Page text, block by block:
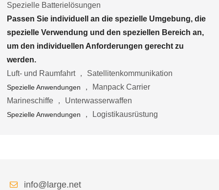
Spezielle Batterielösungen
Passen Sie individuell an die spezielle Umgebung, die
spezielle Verwendung und den speziellen Bereich an,
um den individuellen Anforderungen gerecht zu
werden.
Luft- und Raumfahrt ， Satellitenkommunikation
Spezielle Anwendungen ， Manpack Carrier
Marineschiffe ， Unterwasserwaffen
Spezielle Anwendungen ， Logistikausrüstung
info@large.net